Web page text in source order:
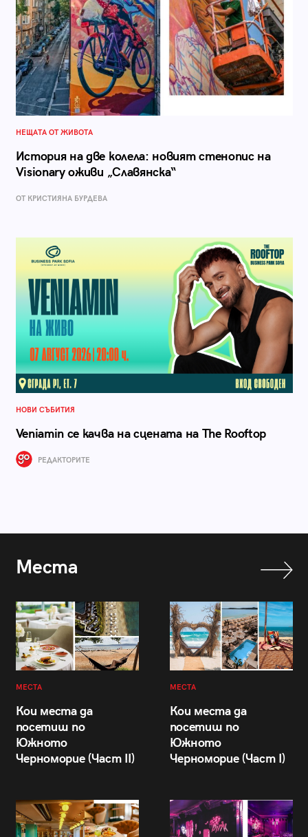
НЕЩАТА ОТ ЖИВОТА
История на две колела: новият стенопис на
Visionary оживи „Славянска“
ОТ КРИСТИЯНА БУРДЕВА
НОВИ СЪБИТИЯ
Veniamin се качва на сцената на The Rooftop
РЕДАКТОРИТЕ
Места
МЕСТА
Кои места да
посетиш по
Южното
Черноморие (Част II)
МЕСТА
Кои места да
посетиш по
Южното
Черноморие (Част I)